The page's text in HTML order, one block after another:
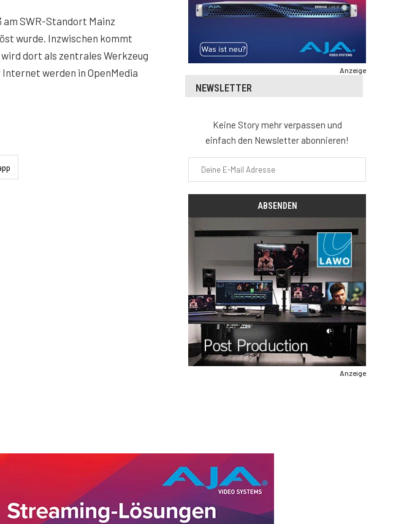
SWR-Standort Mainz
wurde. Inzwischen kommt
dort als zentrales Werkzeug
werden in OpenMedia
Anzeige
NEWSLETTER
Keine Story mehr verpassen und
einfach den Newsletter abonnieren!
Anzeige